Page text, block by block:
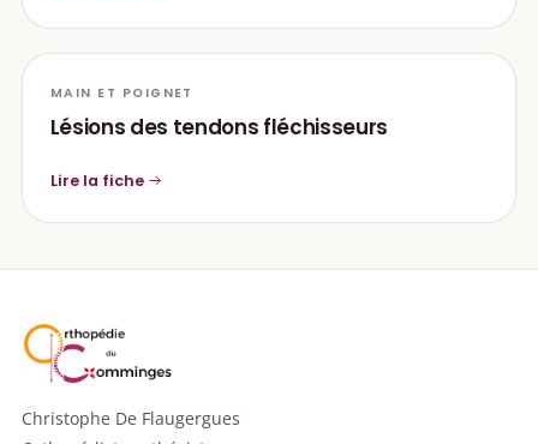
MAIN ET POIGNET
Lésions des tendons fléchisseurs
Lire la fiche
Christophe De Flaugergues